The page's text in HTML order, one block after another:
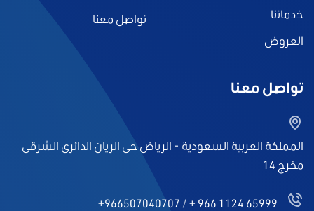
خدماتنا
العروض
تواصل معنا
تواصل معنا
المملكة العربية السعودية - الرياض حى الريان الدائرى الشرقى
مخرج 14
+ 966 1124 65999
/
+966507040707